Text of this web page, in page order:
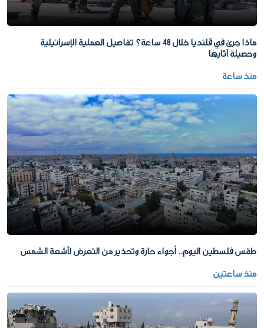
ماذا جرى في قلنديا خلال 48 ساعة؟ تفاصيل العملية الإسرائيلية
وحصيلة آثارها
منذ ساعة
طقس فلسطين اليوم.. أجواء حارة وتحذير من التعرض لأشعة الشمس
منذ ساعتين